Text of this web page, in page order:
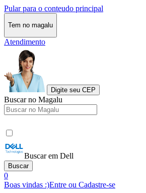
Pular para o conteudo principal
Tem no magalu
Atendimento
Digite seu CEP
Buscar no Magalu
Buscar em Dell
Buscar
0
Boas vindas :)Entre ou Cadastre-se